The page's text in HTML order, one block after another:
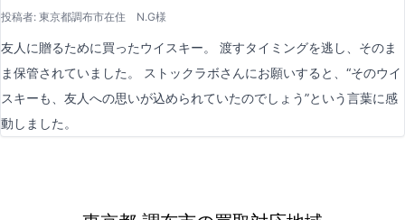
投稿者: 東京都調布市在住 N.G様
友人に贈るために買ったウイスキー。 渡すタイミングを逃し、そのま
ま保管されていました。 ストックラボさんにお願いすると、“そのウイ
スキーも、友人への思いが込められていたのでしょう”という言葉に感
動しました。